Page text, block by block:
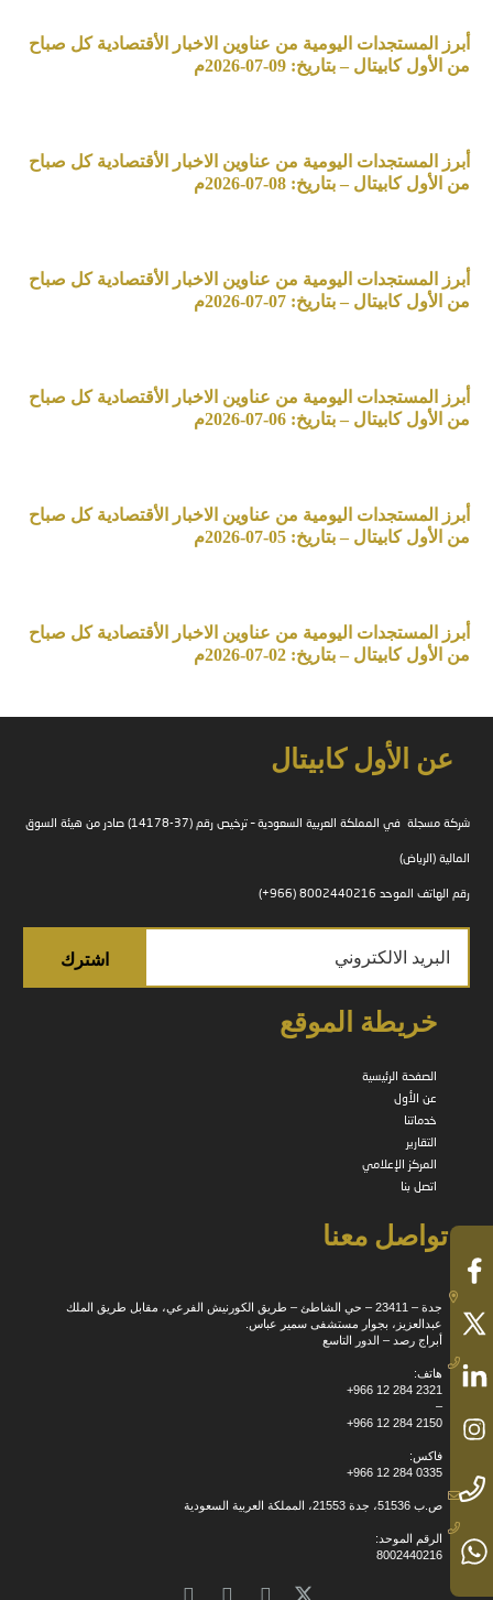
أبرز المستجدات اليومية من عناوين الاخبار الأقتصادية كل صباح
من الأول كابيتال – بتاريخ: 09-07-2026م
أبرز المستجدات اليومية من عناوين الاخبار الأقتصادية كل صباح
من الأول كابيتال – بتاريخ: 08-07-2026م
أبرز المستجدات اليومية من عناوين الاخبار الأقتصادية كل صباح
من الأول كابيتال – بتاريخ: 07-07-2026م
أبرز المستجدات اليومية من عناوين الاخبار الأقتصادية كل صباح
من الأول كابيتال – بتاريخ: 06-07-2026م
أبرز المستجدات اليومية من عناوين الاخبار الأقتصادية كل صباح
من الأول كابيتال – بتاريخ: 05-07-2026م
أبرز المستجدات اليومية من عناوين الاخبار الأقتصادية كل صباح
من الأول كابيتال – بتاريخ: 02-07-2026م
عن الأول كابيتال
شركة مسجلة في المملكة العربية السعودية – ترخيص رقم (37-14178) صادر من هيئة السوق
المالية (الرياض)
رقم الهاتف الموحد 8002440216 (966+)
خريطة الموقع
الصفحة الرئيسية
عن الأول
خدماتنا
التقارير
المركز الإعلامي
اتصل بنا
تواصل معنا
جدة – 23411 – حي الشاطئ – طريق الكورنيش الفرعي، مقابل طريق الملك
عبدالعزيز، بجوار مستشفى سمير عباس.
أبراج رصد – الدور التاسع
هاتف:
+966 12 284 2321
–
+966 12 284 2150
فاكس:
+966 12 284 0335
ص.ب 51536، جدة 21553، المملكة العربية السعودية
الرقم الموحد:
8002440216